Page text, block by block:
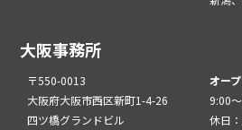
大阪事務所
〒550-0013
大阪府大阪市西区新町1-4-26
四ツ橋グランドビル
オー
9:00
休日